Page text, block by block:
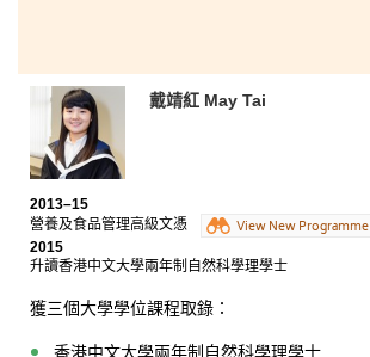
戴靖紅 May Tai
2013–15
營養及食品管理高級文憑
View New Programme
2015
升讀香港中文大學兩年制自然科學理學士
獲三個大學學位課程取錄：
香港中文大學兩年制自然科學理學士